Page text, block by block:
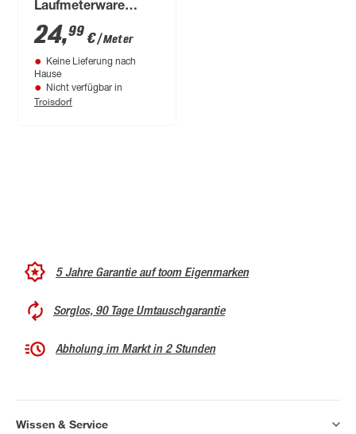
Laufmeterware
'Rügen' 90 cm Höhe
lärche-grau PVC
24,99 €/ Meter
Keine Lieferung nach
Hause
Nicht verfügbar in
Troisdorf
5 Jahre Garantie auf toom Eigenmarken
Sorglos, 90 Tage Umtauschgarantie
Abholung im Markt in 2 Stunden
Wissen & Service